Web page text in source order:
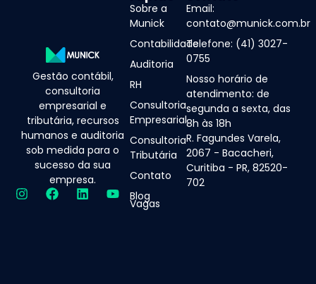
Gestão contábil,
consultoria
empresarial e
tributária, recursos
humanos e auditoria
sob medida para o
sucesso da sua
empresa.
Sobre a
Munick
Contabilidade
Auditoria
RH
Consultoria
Empresarial
Consultoria
Tributária
Contato
Blog
Vagas
Email:
contato@munick.com.br
Telefone: (41) 3027-
0755
Nosso horário de
atendimento: de
segunda a sexta, das
8h às 18h
R. Fagundes Varela,
2067 - Bacacheri,
Curitiba - PR, 82520-
702